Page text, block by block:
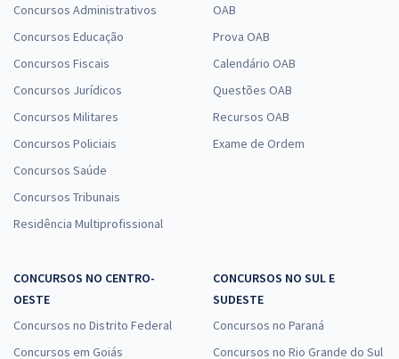
Concursos Administrativos
Concursos Educação
Concursos Fiscais
Concursos Jurídicos
Concursos Militares
Concursos Policiais
Concursos Saúde
Concursos Tribunais
Residência Multiprofissional
OAB
Prova OAB
Calendário OAB
Questões OAB
Recursos OAB
Exame de Ordem
CONCURSOS NO CENTRO-
OESTE
Concursos no Distrito Federal
Concursos em Goiás
CONCURSOS NO SUL E
SUDESTE
Concursos no Paraná
Concursos no Rio Grande do Sul